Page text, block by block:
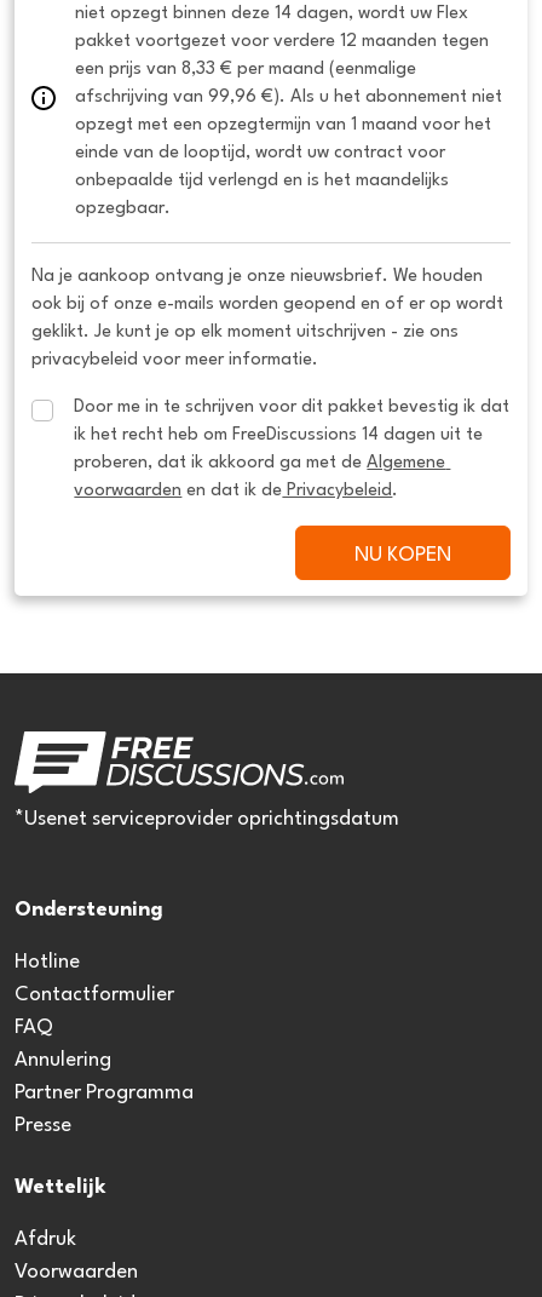
niet opzegt binnen deze 14 dagen, wordt uw Flex
pakket voortgezet voor verdere 12 maanden tegen
een prijs van 8,33 € per maand (eenmalige
afschrijving van 99,96 €). Als u het abonnement niet
opzegt met een opzegtermijn van 1 maand voor het
einde van de looptijd, wordt uw contract voor
onbepaalde tijd verlengd en is het maandelijks
opzegbaar.
Na je aankoop ontvang je onze nieuwsbrief. We houden
ook bij of onze e-mails worden geopend en of er op wordt
geklikt. Je kunt je op elk moment uitschrijven - zie ons
privacybeleid voor meer informatie.
Door me in te schrijven voor dit pakket bevestig ik dat
ik het recht heb om FreeDiscussions 14 dagen uit te
proberen, dat ik akkoord ga met de Algemene
voorwaarden en dat ik de Privacybeleid .
NU KOPEN
*Usenet serviceprovider oprichtingsdatum
Ondersteuning
Hotline
Contactformulier
FAQ
Annulering
Partner Programma
Presse
Wettelijk
Afdruk
Voorwaarden